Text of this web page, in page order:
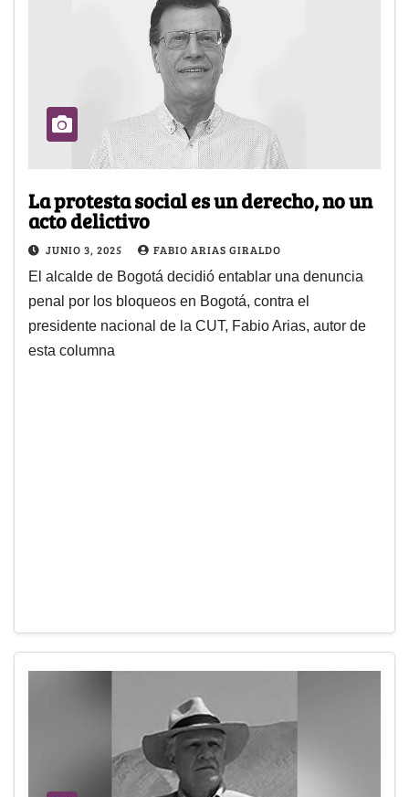
La protesta social es un derecho, no un
acto delictivo
JUNIO 3, 2025 FABIO ARIAS GIRALDO
El alcalde de Bogotá decidió entablar una denuncia
penal por los bloqueos en Bogotá, contra el
presidente nacional de la CUT, Fabio Arias, autor de
esta columna